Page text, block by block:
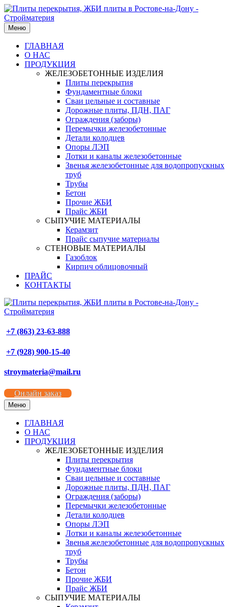
Меню
ГЛАВНАЯ
О НАС
ПРОДУКЦИЯ
ЖЕЛЕЗОБЕТОННЫЕ ИЗДЕЛИЯ
Плиты перекрытия
Фундаментные блоки
Сваи цельные и составные
Дорожные плиты, ПДН, ПАГ
Ограждения (заборы)
Перемычки железобетонные
Детали колодцев
Опоры ЛЭП
Лотки и каналы железобетонные
Звенья железобетонные для водопропускных
труб
Трубы
Бетон
Прочие ЖБИ
Прайс ЖБИ
СЫПУЧИЕ МАТЕРИАЛЫ
Керамзит
Прайс сыпучие материалы
СТЕНОВЫЕ МАТЕРИАЛЫ
Газоблок
Кирпич облицовочный
ПРАЙС
КОНТАКТЫ
+7 (863) 23-63-888
+7 (928) 900-15-40
stroymateria@mail.ru
Онлайн заказ
Меню
ГЛАВНАЯ
О НАС
ПРОДУКЦИЯ
ЖЕЛЕЗОБЕТОННЫЕ ИЗДЕЛИЯ
Плиты перекрытия
Фундаментные блоки
Сваи цельные и составные
Дорожные плиты, ПДН, ПАГ
Ограждения (заборы)
Перемычки железобетонные
Детали колодцев
Опоры ЛЭП
Лотки и каналы железобетонные
Звенья железобетонные для водопропускных
труб
Трубы
Бетон
Прочие ЖБИ
Прайс ЖБИ
СЫПУЧИЕ МАТЕРИАЛЫ